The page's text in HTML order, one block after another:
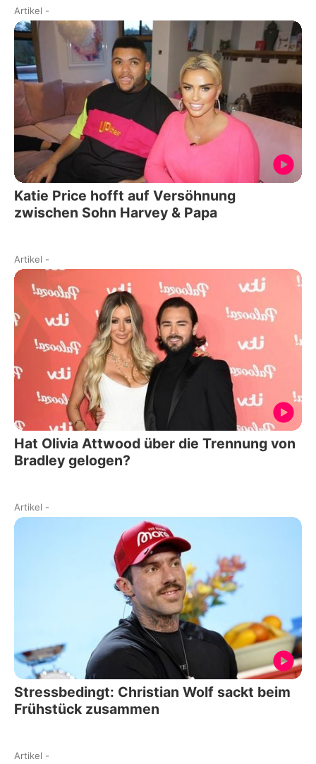
Artikel -
Katie Price hofft auf Versöhnung
zwischen Sohn Harvey & Papa
Artikel -
Hat Olivia Attwood über die Trennung von
Bradley gelogen?
Artikel -
Stressbedingt: Christian Wolf sackt beim
Frühstück zusammen
Artikel -